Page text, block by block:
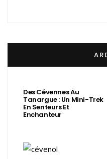
Des Cévennes Au
Tanargue : Un Mini-Trek
En Senteurs Et
Enchanteur